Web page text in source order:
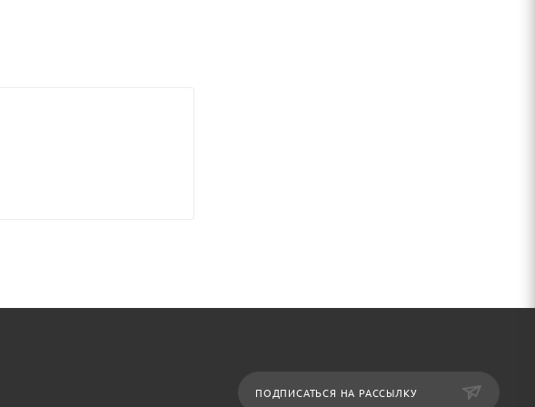
ПОДПИСАТЬСЯ НА РАССЫЛКУ